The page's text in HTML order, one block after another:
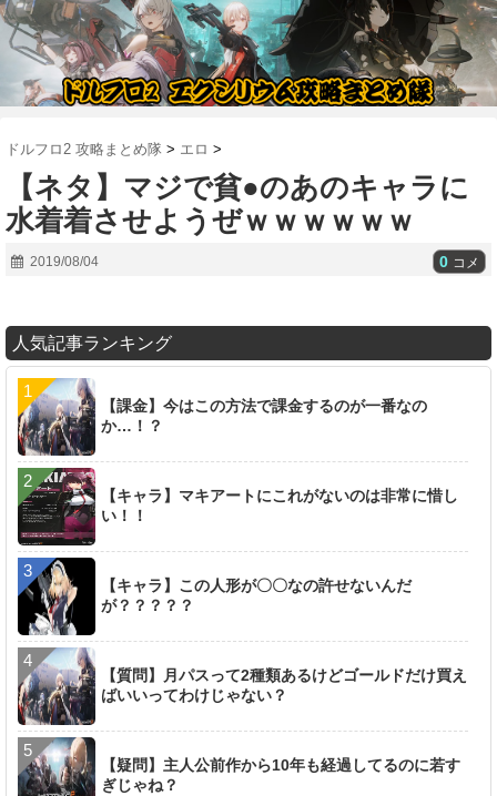
ドルフロ2 攻略まとめ隊 > エロ >
【ネタ】マジで貧●のあのキャラに
水着着させようぜｗｗｗｗｗｗ
2019/08/04 0 コメ
人気記事ランキング
【課金】今はこの方法で課金するのが一番なの
か…！？
【キャラ】マキアートにこれがないのは非常に惜し
い！！
【キャラ】この人形が〇〇なの許せないんだ
が？？？？？
【質問】月パスって2種類あるけどゴールドだけ買え
ばいいってわけじゃない？
【疑問】主人公前作から10年も経過してるのに若す
ぎじゃね？